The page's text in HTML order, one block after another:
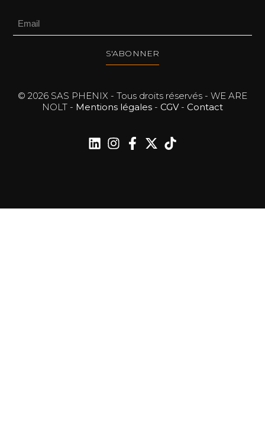
S'ABONNER
© 2026 SAS PHENIX - Tous droits réservés - WE ARE
NOLT - Mentions légales - CGV- Contact